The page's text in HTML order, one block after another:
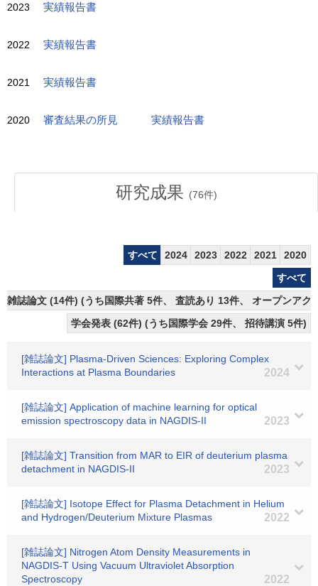
2023 実績報告書
2022 実績報告書
2021 実績報告書
2020 審査結果の所見 実績報告書
研究成果 (76件)
すべて 2024 2023 2022 2021
2020
すべて
雑誌論文 (14件) (うち国際共著 5件、 査読あり 13件、 オープンアク
学会発表 (62件) (うち国際学会 29件、 招待講演 5件)
[雑誌論文] Plasma-Driven Sciences: Exploring Complex
Interactions at Plasma Boundaries
2024
[雑誌論文] Application of machine learning for optical
emission spectroscopy data in NAGDIS-II
2023
[雑誌論文] Transition from MAR to EIR of deuterium plasma
detachment in NAGDIS-II
2023
[雑誌論文] Isotope Effect for Plasma Detachment in Helium
and Hydrogen/Deuterium Mixture Plasmas
2022
[雑誌論文] Nitrogen Atom Density Measurements in
NAGDIS-T Using Vacuum Ultraviolet Absorption
Spectroscopy
2022